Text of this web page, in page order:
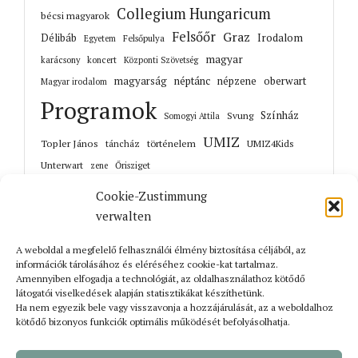
Cookie-Zustimmung
verwalten
A weboldal a megfelelő felhasználói élmény biztosítása céljából, az
információk tárolásához és eléréséhez cookie-kat tartalmaz.
Amennyiben elfogadja a technológiát, az oldalhasználathoz kötődő
látogatói viselkedések alapján statisztikákat készíthetünk.
Ha nem egyezik bele vagy visszavonja a hozzájárulását, az a weboldalhoz
kötődő bizonyos funkciók optimális működését befolyásolhatja.
bécsi magyarok Collegium Hungaricum
Délibáb Egyetem Felsőpulya Felsőőr Graz Irodalom
karácsony koncert Központi Szövetség magyar
Magyar irodalom magyarság néptánc népzene oberwart
Programok Somogyi Attila Svung Színház
Topler János táncház történelem UMIZ
UMIZ4Kids
Unterwart
zene Őrisziget
Korábbi cikkek